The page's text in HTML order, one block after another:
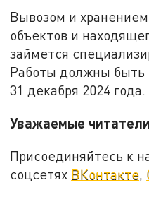
Вывозом и
объектов и
займется
Работы должны быть
31 декабря 2024 года.
Уважаемые
Присоединяйтесь к
соцсетях ВКонтакте